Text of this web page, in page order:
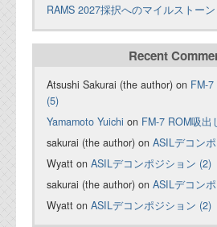
RAMS 2027採択へのマイルストー
Recent
Atsushi Sakurai (the author) on FM-
(5)
Yamamoto Yuichi on FM-7 ROM吸出
sakurai (the author) on ASILデコン
Wyatt on ASILデコンポジション (2)
sakurai (the author) on ASILデコン
Wyatt on ASILデコンポジション (2)